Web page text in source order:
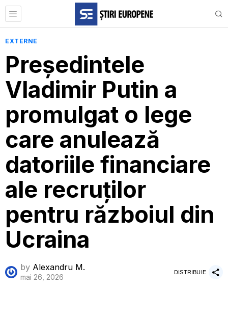
EXTERNE
Președintele
Vladimir Putin a
promulgat o lege
care anulează
datoriile financiare
ale recruților
pentru războiul din
Ucraina
by Alexandru M.
mai 26, 2026
DISTRIBUIE